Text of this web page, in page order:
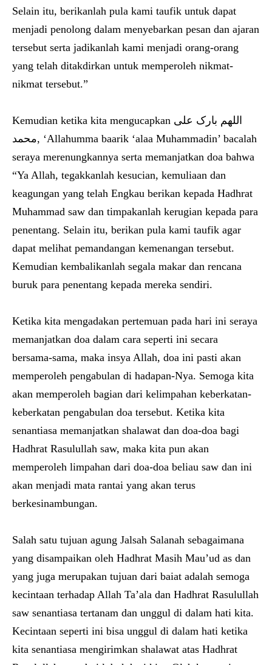
Selain itu, berikanlah pula kami taufik untuk dapat
menjadi penolong dalam menyebarkan pesan dan ajaran
tersebut serta jadikanlah kami menjadi orang-orang
yang telah ditakdirkan untuk memperoleh nikmat-
nikmat tersebut.”
Kemudian ketika kita mengucapkan اللھم بارک علی
محمد, ‘Allahumma baarik ‘alaa Muhammadin’ bacalah
seraya merenungkannya serta memanjatkan doa bahwa
“Ya Allah, tegakkanlah kesucian, kemuliaan dan
keagungan yang telah Engkau berikan kepada Hadhrat
Muhammad saw dan timpakanlah kerugian kepada para
penentang. Selain itu, berikan pula kami taufik agar
dapat melihat pemandangan kemenangan tersebut.
Kemudian kembalikanlah segala makar dan rencana
buruk para penentang kepada mereka sendiri.
Ketika kita mengadakan pertemuan pada hari ini seraya
memanjatkan doa dalam cara seperti ini secara
bersama-sama, maka insya Allah, doa ini pasti akan
memperoleh pengabulan di hadapan-Nya. Semoga kita
akan memperoleh bagian dari kelimpahan keberkatan-
keberkatan pengabulan doa tersebut. Ketika kita
senantiasa memanjatkan shalawat dan doa-doa bagi
Hadhrat Rasulullah saw, maka kita pun akan
memperoleh limpahan dari doa-doa beliau saw dan ini
akan menjadi mata rantai yang akan terus
berkesinambungan.
Salah satu tujuan agung Jalsah Salanah sebagaimana
yang disampaikan oleh Hadhrat Masih Mau’ud as dan
yang juga merupakan tujuan dari baiat adalah semoga
kecintaan terhadap Allah Ta’ala dan Hadhrat Rasulullah
saw senantiasa tertanam dan unggul di dalam hati kita.
Kecintaan seperti ini bisa unggul di dalam hati ketika
kita senantiasa mengirimkan shalawat atas Hadhrat